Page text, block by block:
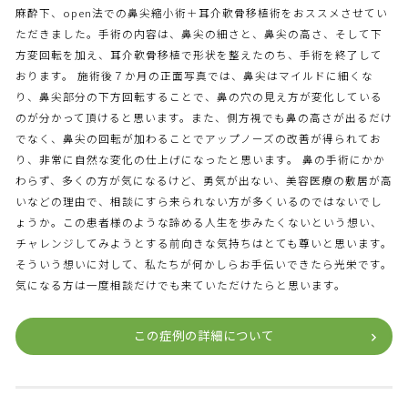
麻酔下、open法での鼻尖縮小術＋耳介軟骨移植術をおススメさせてい
ただきました。手術の内容は、鼻尖の細さと、鼻尖の高さ、そして下
方変回転を加え、耳介軟骨移植で形状を整えたのち、手術を終了して
おります。 施術後７か月の正面写真では、鼻尖はマイルドに細くな
り、鼻尖部分の下方回転することで、鼻の穴の見え方が変化している
のが分かって頂けると思います。また、側方視でも鼻の高さが出るだけ
でなく、鼻尖の回転が加わることでアップノーズの改善が得られてお
り、非常に自然な変化の仕上げになったと思います。 鼻の手術にかか
わらず、多くの方が気になるけど、勇気が出ない、美容医療の敷居が高
いなどの理由で、相談にすら来られない方が多くいるのではないでし
ょうか。この患者様のような諦める人生を歩みたくないという想い、
チャレンジしてみようとする前向きな気持ちはとても尊いと思います。
そういう想いに対して、私たちが何かしらお手伝いできたら光栄です。
気になる方は一度相談だけでも来ていただけたらと思います。
この症例の詳細について